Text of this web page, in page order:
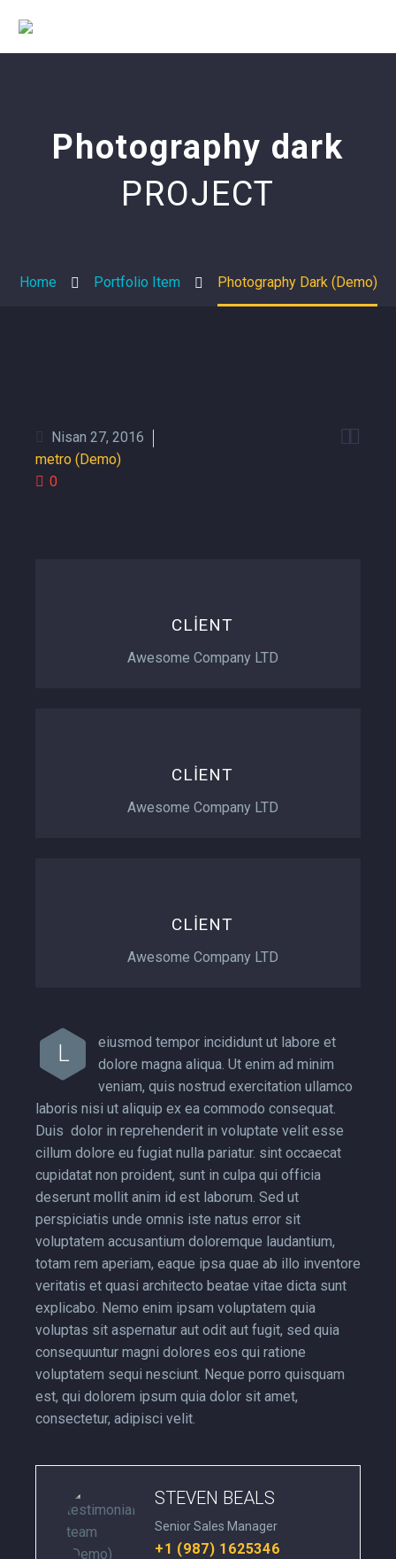
Photography dark
PROJECT
Home Portfolio Item Photography Dark (Demo)

Nisan 27, 2016
metro (Demo)
0
CLIENT
Awesome Company LTD
CLIENT
Awesome Company LTD
CLIENT
Awesome Company LTD
L
eiusmod tempor incididunt ut labore et
dolore magna aliqua. Ut enim ad minim
veniam, quis nostrud exercitation ullamco
laboris nisi ut aliquip ex ea commodo consequat.
Duis dolor in reprehenderit in voluptate velit esse
cillum dolore eu fugiat nulla pariatur. sint occaecat
cupidatat non proident, sunt in culpa qui officia
deserunt mollit anim id est laborum. Sed ut
perspiciatis unde omnis iste natus error sit
voluptatem accusantium doloremque laudantium,
totam rem aperiam, eaque ipsa quae ab illo inventore
veritatis et quasi architecto beatae vitae dicta sunt
explicabo. Nemo enim ipsam voluptatem quia
voluptas sit aspernatur aut odit aut fugit, sed quia
consequuntur magni dolores eos qui ratione
voluptatem sequi nesciunt. Neque porro quisquam
est, qui dolorem ipsum quia dolor sit amet,
consectetur, adipisci velit.
STEVEN BEALS
Senior Sales Manager
+1 (987) 1625346